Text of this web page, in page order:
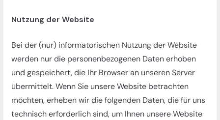
Nutzung der Website
Bei der (nur) informatorischen Nutzung der Website
werden nur die personenbezogenen Daten erhoben
und gespeichert, die Ihr Browser an unseren Server
übermittelt. Wenn Sie unsere Website betrachten
möchten, erheben wir die folgenden Daten, die für uns
technisch erforderlich sind, um Ihnen unsere Website